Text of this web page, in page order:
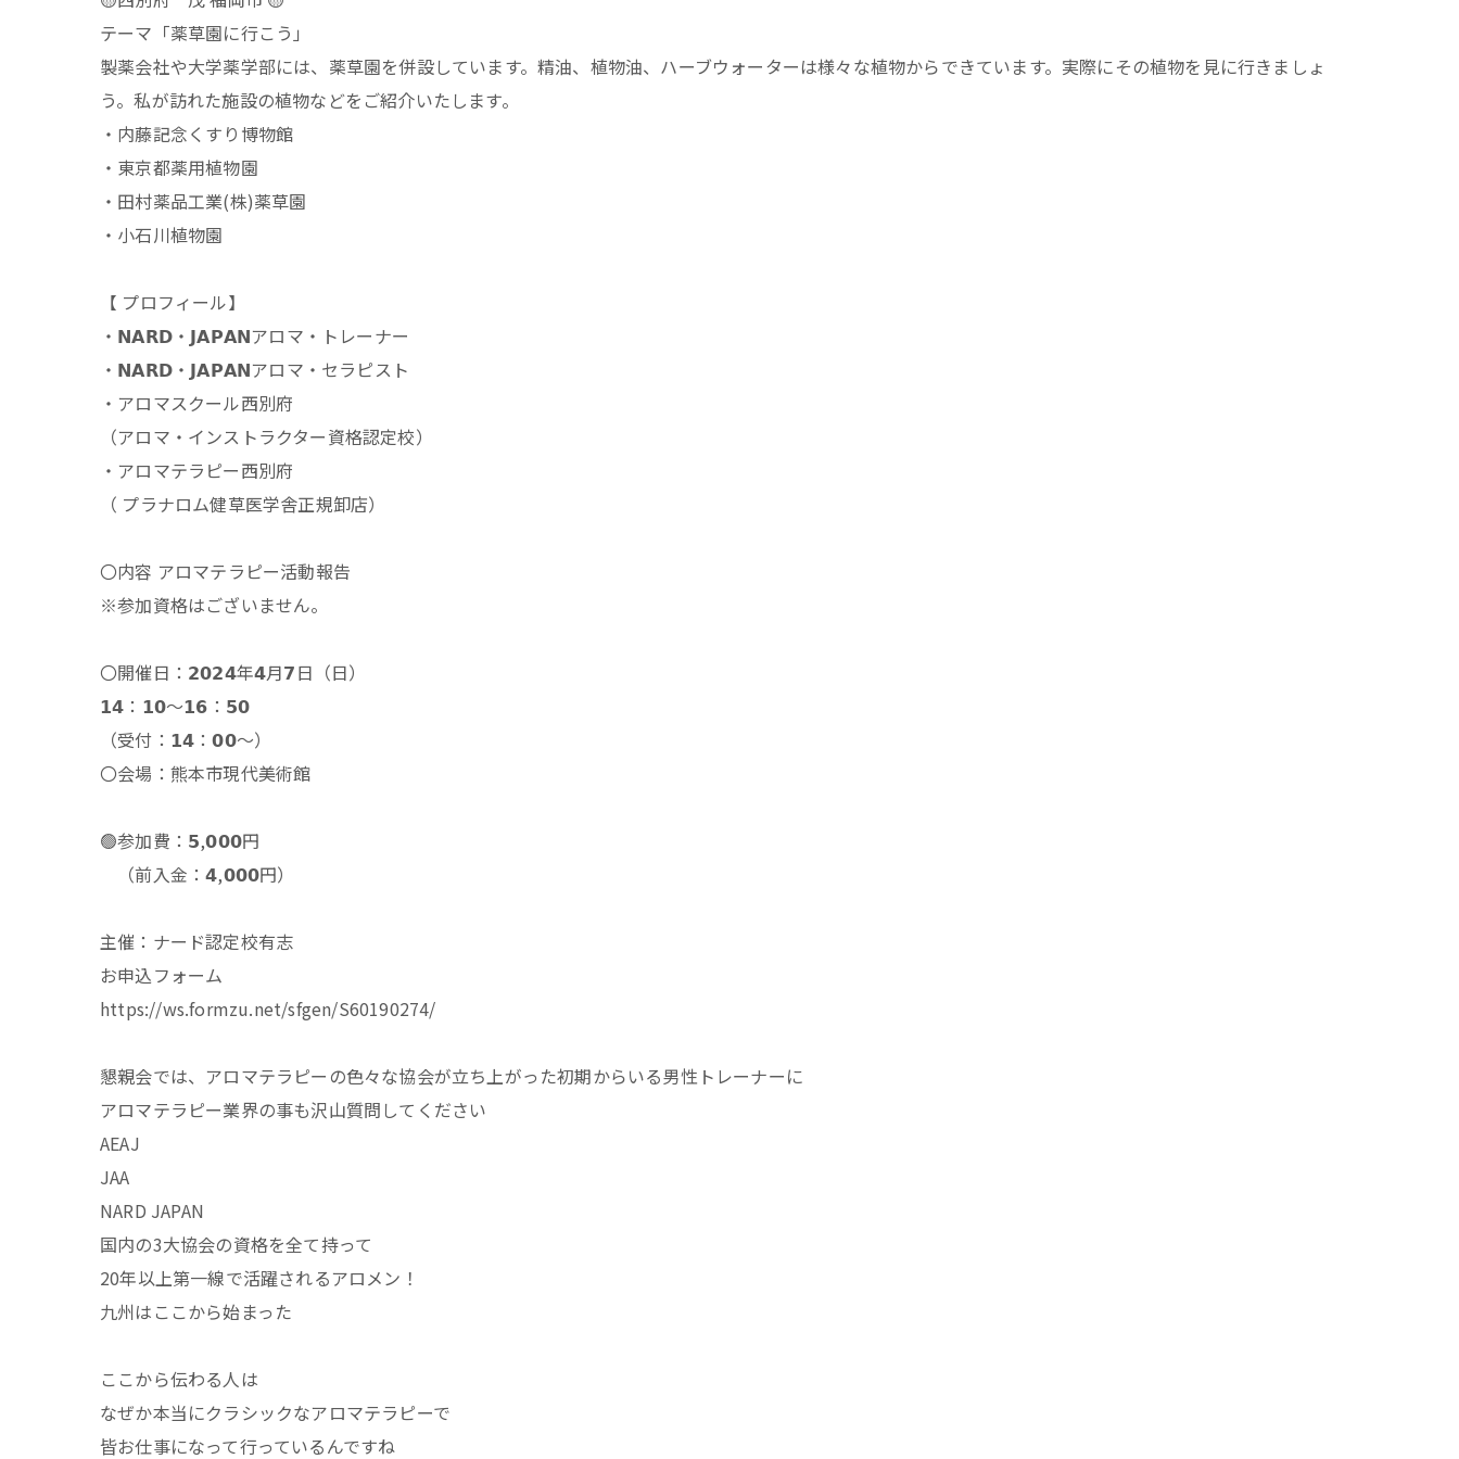
テーマ「薬草園に行こう」
製薬会社や大学薬学部には、薬草園を併設しています。精油、植物油、ハーブウォーターは様々な植物からできています。実際にその植物を見に行きましょ
う。私が訪れた施設の植物などをご紹介いたします。
・内藤記念くすり博物館
・東京都薬用植物園
・田村薬品工業(株)薬草園
・小石川植物園
【 プロフィール】
・𝗡𝗔𝗥𝗗・𝗝𝗔𝗣𝗔𝗡アロマ・トレーナー
・𝗡𝗔𝗥𝗗・𝗝𝗔𝗣𝗔𝗡アロマ・セラピスト
・アロマスクール西別府
（アロマ・インストラクター資格認定校）
・アロマテラピー西別府
（ プラナロム健草医学舎正規卸店）
〇内容 アロマテラピー活動報告
※参加資格はございません。
〇開催日：𝟮𝟬𝟮𝟰年𝟰月𝟳日（日）
𝟭𝟰：𝟭𝟬～𝟭𝟲：𝟱𝟬
（受付：𝟭𝟰：𝟬𝟬～）
〇会場：熊本市現代美術館
🟢参加費：𝟱,𝟬𝟬𝟬円
（前入金：𝟰,𝟬𝟬𝟬円）
主催：ナード認定校有志
お申込フォーム
https://ws.formzu.net/sfgen/S60190274/
懇親会では、アロマテラピーの色々な協会が立ち上がった初期からいる男性トレーナーに
アロマテラピー業界の事も沢山質問してください
AEAJ
JAA
NARD JAPAN
国内の3大協会の資格を全て持って
20年以上第一線で活躍されるアロメン！
九州はここから始まった
ここから伝わる人は
なぜか本当にクラシックなアロマテラピーで
皆お仕事になって行っているんですね